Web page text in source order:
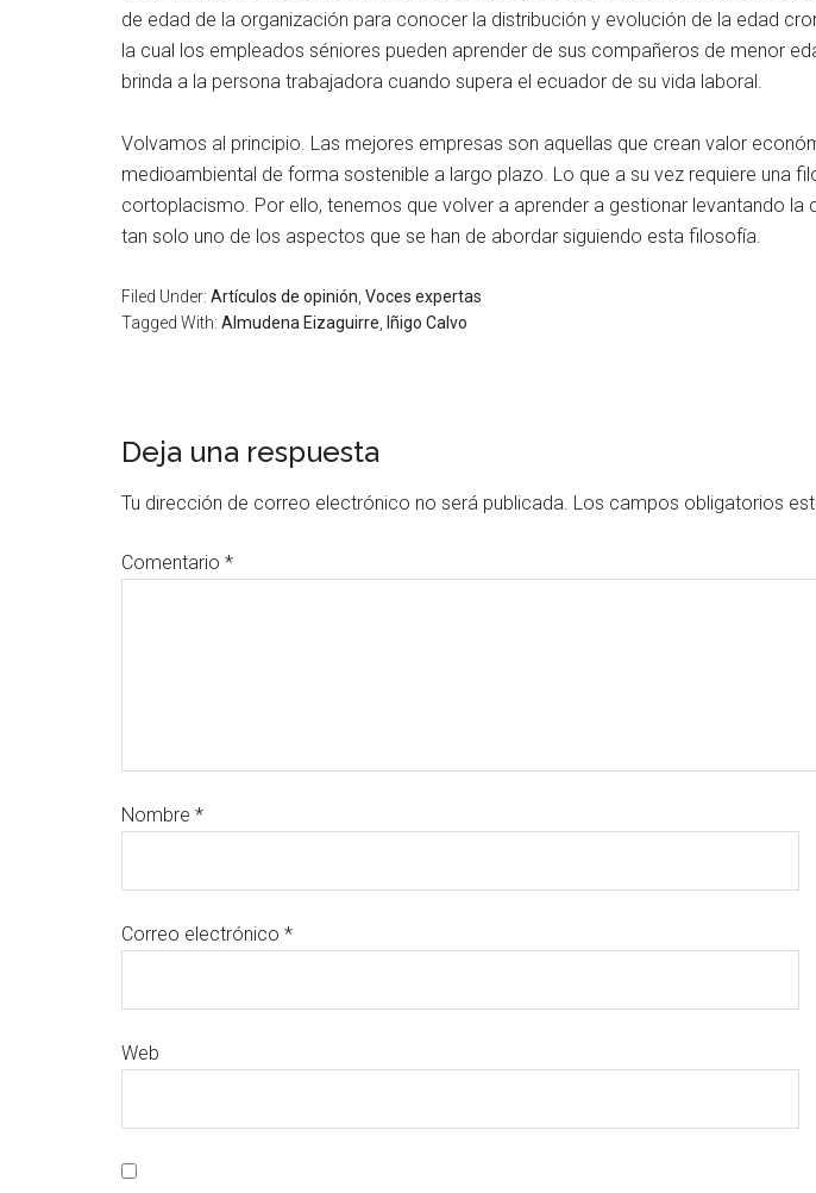
de edad de la organización para conocer la distribución y evolución de la edad
la cual los empleados séniores pueden aprender de sus compañeros de menor
brinda a la persona trabajadora cuando supera el ecuador de su vida laboral.
Volvamos al principio. Las mejores empresas son aquellas que crean valor
medioambiental de forma sostenible a largo plazo. Lo que a su vez requiere una
cortoplacismo. Por ello, tenemos que volver a aprender a gestionar levantando
tan solo uno de los aspectos que se han de abordar siguiendo esta filosofía.
Filed Under: Artículos de opinión Voces expertas
Tagged With: Almudena Eizaguirre Iñigo Calvo
Deja una respuesta
Tu dirección de correo electrónico no será publicada. Los campos obligatorios
Comentario *
Nombre *
Correo electrónico *
Web